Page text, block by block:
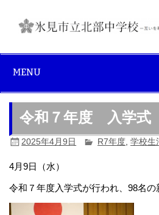
content
MENU
令和７年度 入学式
2025年4月9日 R7年度,学校生
4月9日（水）
令和７年度入学式が行われ、98名の